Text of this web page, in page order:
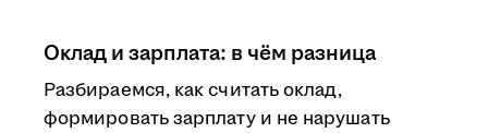
Оклад и зарплата: в чём разница
Разбираемся, как считать оклад,
формировать зарплату и не нарушать